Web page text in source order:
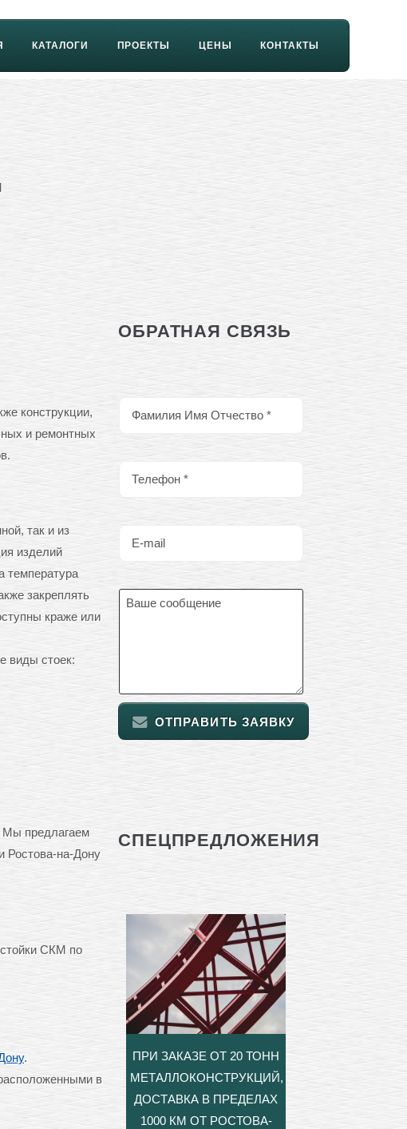
КАТАЛОГИ ПРОЕКТЫ ЦЕНЫ КОНТАКТЫ
конструкции,
и ремонтных
так и из
изделий
температура
закреплять
краже или
виды стоек:
Мы предлагаем
Ростова-на-Дону
стойки СКМ по
.
в
ОБРАТНАЯ СВЯЗЬ
ОТПРАВИТЬ ЗАЯВКУ
СПЕЦПРЕДЛОЖЕНИЯ
ПРИ ЗАКАЗЕ ОТ 20 ТОНН
МЕТАЛЛОКОНСТРУКЦИЙ,
ДОСТАВКА В ПРЕДЕЛАХ
1000 КМ ОТ РОСТОВА-